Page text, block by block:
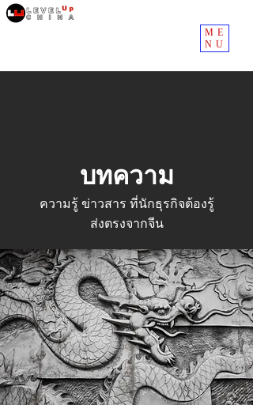
ME
NU
บทความ
ความรู้ ข่าวสาร ที่นักธุรกิจต้องรู้
ส่งตรงจากจีน